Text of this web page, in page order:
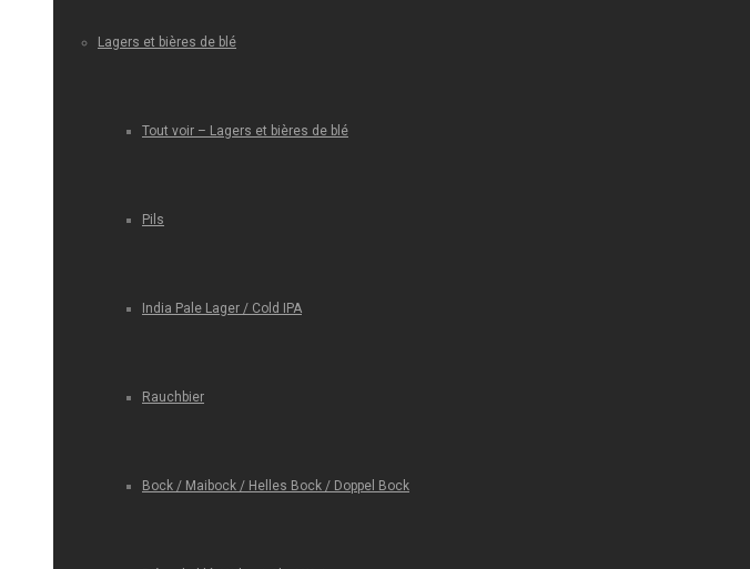
Lagers et bières de blé
Tout voir – Lagers et bières de blé
Pils
India Pale Lager / Cold IPA
Rauchbier
Bock / Maibock / Helles Bock / Doppel Bock